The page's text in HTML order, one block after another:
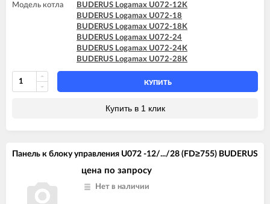
Модель котла
BUDERUS Logamax U072-12K
BUDERUS Logamax U072-18
BUDERUS Logamax U072-18K
BUDERUS Logamax U072-24
BUDERUS Logamax U072-24K
BUDERUS Logamax U072-28K
КУПИТЬ
Купить в 1 клик
Панель к блоку управления U072 -12/.../28 (FD≥755) BUDERUS
цена по запросу
Нет в наличии